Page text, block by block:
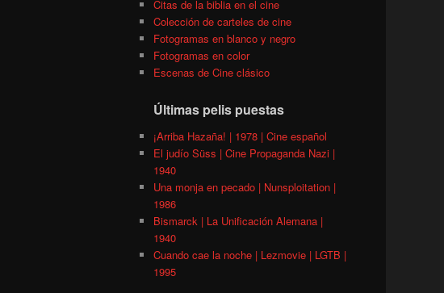
Citas de la biblia en el cine
Colección de carteles de cine
Fotogramas en blanco y negro
Fotogramas en color
Escenas de Cine clásico
Últimas pelis puestas
¡Arriba Hazaña! | 1978 | Cine español
El judío Süss | Cine Propaganda Nazi |
1940
Una monja en pecado | Nunsploitation |
1986
Bismarck | La Unificación Alemana |
1940
Cuando cae la noche | Lezmovie | LGTB |
1995